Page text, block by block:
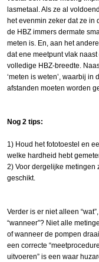
lasmetaal. Als ze al
het evenmin zeker dat ze in
de HBZ immers dermate
meten is. En, aan het
dat ene meetpunt vlak
volledige HBZ-breedte.
‘meten is weten’, waarbij
afstanden moeten worden
Nog 2 tips:
1) Houd het fototoestel en
welke hardheid hebt
2) Voor dergelijke metingen
geschikt.
Verder is er niet alleen
“wanneer”? Niet alle
of wanneer de pompen
een correcte
uitvoeren” is een waar